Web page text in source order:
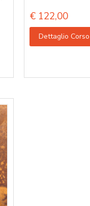
€ 122,00
Dettaglio Corso